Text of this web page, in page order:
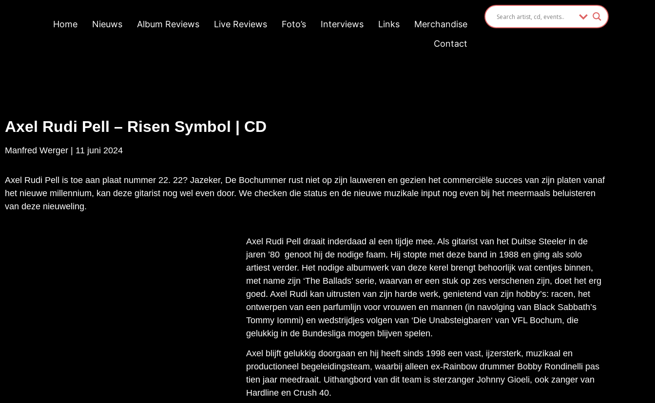
Home Nieuws Album Reviews Live Reviews Foto’s Interviews Links
Merchandise
Contact
Axel Rudi Pell – Risen Symbol | CD
Manfred Werger | 11 juni 2024
Axel Rudi Pell is toe aan plaat nummer 22. 22? Jazeker, De Bochummer rust niet op zijn lauweren en gezien het commerciële succes van zijn platen vanaf
het nieuwe millennium, kan deze gitarist nog wel even door. We checken die status en de nieuwe muzikale input nog even bij het meermaals beluisteren
van deze nieuweling.
Axel Rudi Pell draait inderdaad al een tijdje mee. Als gitarist van het Duitse Steeler in de
jaren ’80 genoot hij de nodige faam. Hij stopte met deze band in 1988 en ging als solo
artiest verder. Het nodige albumwerk van deze kerel brengt behoorlijk wat centjes binnen,
met name zijn ‘The Ballads’ serie, waarvan er een stuk op zes verschenen zijn, doet het erg
goed. Axel Rudi kan uitrusten van zijn harde werk, genietend van zijn hobby’s: racen, het
ontwerpen van een parfumlijn voor vrouwen en mannen (in navolging van Black Sabbath’s
Tommy Iommi) en wedstrijdjes volgen van ‘Die Unabsteigbaren‘ van VFL Bochum, die
gelukkig in de Bundesliga mogen blijven spelen.
Axel blijft gelukkig doorgaan en hij heeft sinds 1998 een vast, ijzersterk, muzikaal en
productioneel begeleidingsteam, waarbij alleen ex-Rainbow drummer Bobby Rondinelli pas
tien jaar meedraait. Uithangbord van dit team is sterzanger Johnny Gioeli, ook zanger van
Hardline en Crush 40.